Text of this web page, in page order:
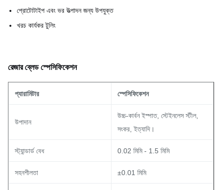
প্রোটোটাইপ এবং ভর উত্পাদন জন্য উপযুক্ত
খরচ কার্যকর টুলিং
রেজার ব্লেড স্পেসিফিকেশন
প্যারামিটার স্পেসিফিকেশন
উপাদান
উচ্চ-কার্বন ইস্পাত, স্টেইনলেস স্টীল,
সংকর, ইত্যাদি।
স্ট্যান্ডার্ড বেধ 0.02 মিমি - 1.5 মিমি
সহনশীলতা ±0.01 মিমি